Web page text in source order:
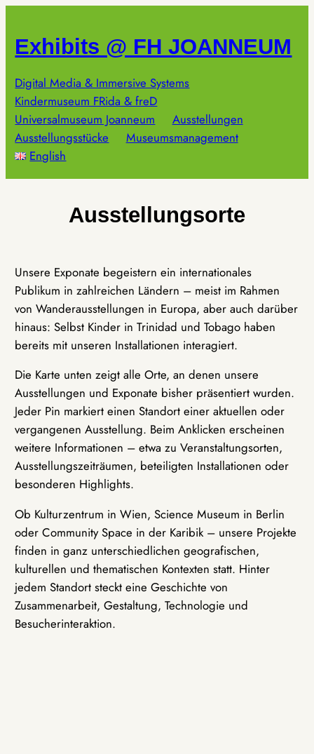
springen
Exhibits @ FH JOANNEUM
Digital Media & Immersive Systems
Kindermuseum FRida & freD
Universalmuseum Joanneum
Ausstellungen
Ausstellungsstücke
Museumsmanagement
English
Ausstellungsorte
Unsere Exponate begeistern ein internationales
Publikum in zahlreichen Ländern – meist im Rahmen
von Wanderausstellungen in Europa, aber auch darüber
hinaus: Selbst Kinder in Trinidad und Tobago haben
bereits mit unseren Installationen interagiert.
Die Karte unten zeigt alle Orte, an denen unsere
Ausstellungen und Exponate bisher präsentiert wurden.
Jeder Pin markiert einen Standort einer aktuellen oder
vergangenen Ausstellung. Beim Anklicken erscheinen
weitere Informationen – etwa zu Veranstaltungsorten,
Ausstellungszeiträumen, beteiligten Installationen oder
besonderen Highlights.
Ob Kulturzentrum in Wien, Science Museum in Berlin
oder Community Space in der Karibik – unsere Projekte
finden in ganz unterschiedlichen geografischen,
kulturellen und thematischen Kontexten statt. Hinter
jedem Standort steckt eine Geschichte von
Zusammenarbeit, Gestaltung, Technologie und
Besucherinteraktion.